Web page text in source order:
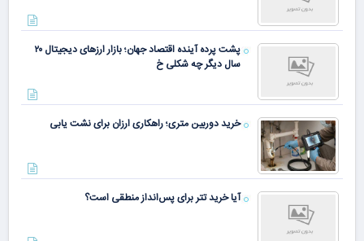
پشت پرده آینده اقتصاد جهان؛ بازار ارزهای دیجیتال ۲۰
سال دیگر چه شکلی خ
خرید دوربین متری؛ راهکاری ارزان برای نشت یابی
آیا خرید تتر برای پس‌انداز منطقی است؟